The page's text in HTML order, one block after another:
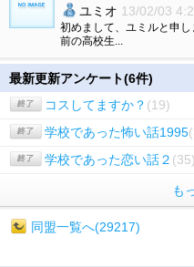
ユミオ 13/02/03
初めまして、ユミルと申
前の高校生...
最新更新アンケート(6件)
コスしてますか？ (19)
学校であった怖い話1995
学校であった恋い話２ (35)
も
同盟一覧へ(29217)